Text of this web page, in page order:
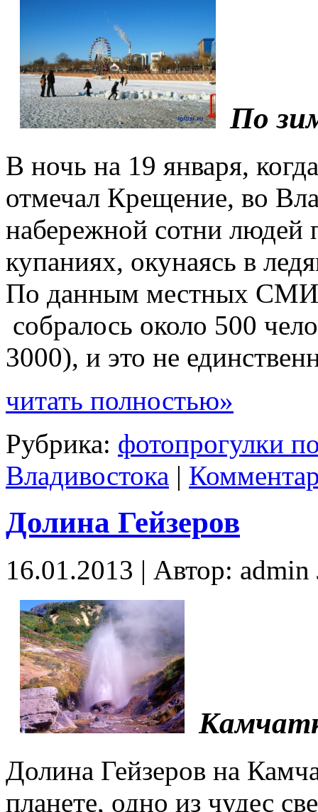
По
В ночь на 19 января,
отмечал Крещение, во
набережной сотни людей
купаниях, окунаясь в
По данным местных СМИ
собралось около 500
3000), и это не
читать полностью»
Рубрика: фотопрогулки
Владивостока |
Долина Гейзеров
16.01.2013 | Автор:
Долина Гейзеров на
планете, одно из чудес